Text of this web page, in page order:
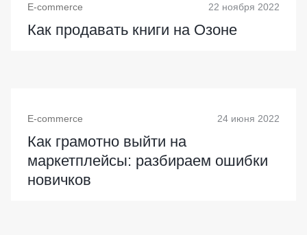
E-commerce 22 ноября 2022
Как продавать книги на Озоне
E-commerce 24 июня 2022
Как грамотно выйти на
маркетплейсы: разбираем ошибки
новичков